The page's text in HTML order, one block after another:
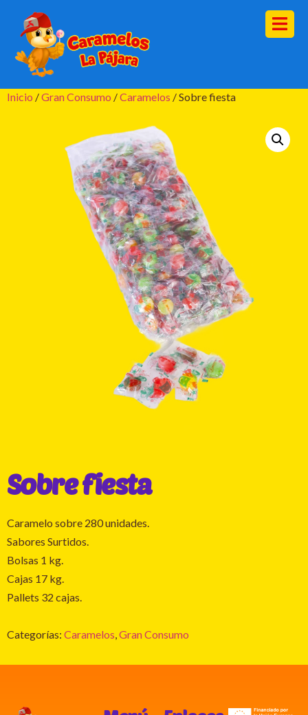
Inicio /Gran Consumo /Caramelos / Sobre fiesta
Sobre fiesta
Caramelo sobre 280 unidades.
Sabores Surtidos.
Bolsas 1 kg.
Cajas 17 kg.
Pallets 32 cajas.
Categorías: Caramelos,Gran Consumo